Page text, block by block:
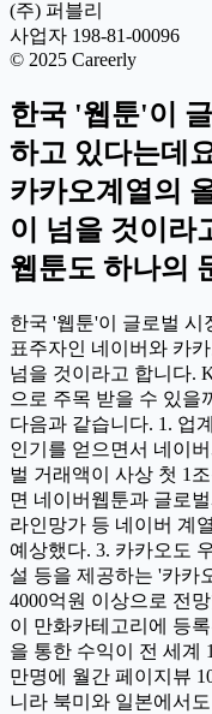
(주) 퍼블리
사업자 198-81-00096
© 2025 Careerly
한국 '웹툰'이
하고 있다는데
카카오계열의
이 넘을 것이라
웹툰도 하나의
한국 '웹툰'이 글로벌 시
표주자인 네이버와 카
넘을 것이라고 합니다.
으로 주목 받을 수 있을
다음과 같습니다. 1. 업
인기를 얻으면서 네이
벌 거래액이 사상 첫 1
면 네이버웹툰과 글로
라인망가 등 네이버 계
예상했다. 3. 카카오도
설 등을 제공하는 '카카
4000억원 이상으로 전
이 만화카테고리에 등
을 통한 수익이 전 세계
만명에 월간 페이지뷰
니라 북미와 일본에서